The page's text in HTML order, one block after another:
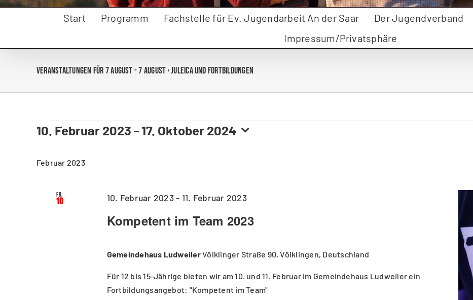
Start Programm Fachstelle für Ev. Jugendarbeit An der Saar Der Jugendverband
Impressum/Privatsphäre
Veranstaltungen für 7 August - 7 August› Juleica und Fortbildungen
Veranstaltungen
10. Februar 2023 - 17. Oktober 2024
wählen.
Februar 2023
Fr.
10
Kompetent im Team 2023
10. Februar 2023- 11. Februar 2023
Gemeindehaus LudweilerVölklinger Straße 90, Völklingen, Deutschland
Für 12 bis 15-Jährige bieten wir am 10. und 11. Februar im Gemeindehaus Ludweiler ein
Fortbildungsangebot: "Kompetent im Team"